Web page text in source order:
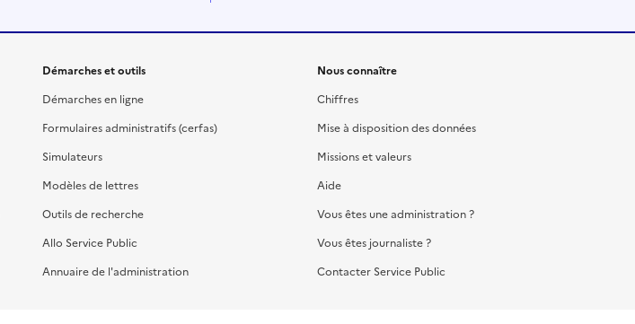
Démarches et outils
Démarches en ligne
Formulaires administratifs (cerfas)
Simulateurs
Modèles de lettres
Outils de recherche
Allo Service Public
Annuaire de l'administration
Nous connaître
Chiffres
Mise à disposition des données
Missions et valeurs
Aide
Vous êtes une administration ?
Vous êtes journaliste ?
Contacter Service Public